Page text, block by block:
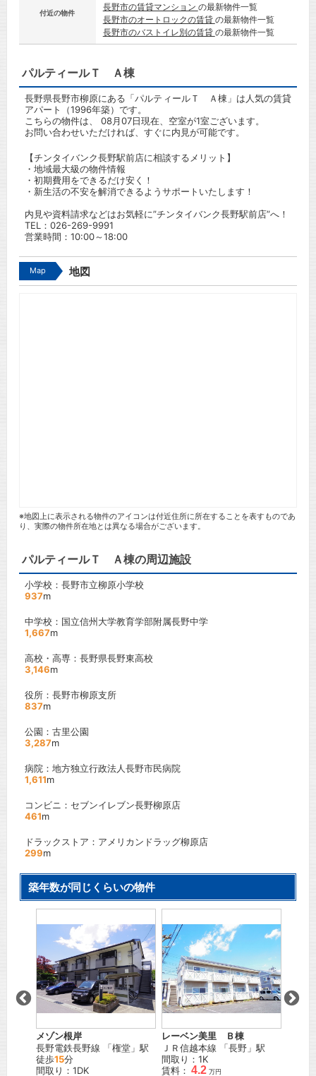
付近の物件
長野市の賃貸マンション の最新物件一覧
長野市のオートロックの賃貸 の最新物件一覧
長野市のバストイレ別の賃貸 の最新物件一覧
パルティールＴ Ａ棟
長野県長野市柳原にある「パルティールＴ Ａ棟」は人気の賃貸
アパート（1996年築）です。
こちらの物件は、 08月07日現在、空室が1室ございます。
お問い合わせいただければ、すぐに内見が可能です。
【チンタイバンク長野駅前店に相談するメリット】
・地域最大級の物件情報
・初期費用をできるだけ安く！
・新生活の不安を解消できるようサポートいたします！
内見や資料請求などはお気軽に”チンタイバンク長野駅前店”へ！
TEL： 026-269-9991
営業時間：10:00～18:00
Map 地図
※地図上に表示される物件のアイコンは付近住所に所在することを表すものであ
り、実際の物件所在地とは異なる場合がございます。
パルティールＴ Ａ棟の周辺施設
小学校：長野市立柳原小学校
937m
中学校：国立信州大学教育学部附属長野中学
1,667m
高校・高専：長野県長野東高校
3,146m
役所：長野市柳原支所
837m
公園：古里公園
3,287m
病院：地方独立行政法人長野市民病院
1,611m
コンビニ：セブンイレブン長野柳原店
461m
ドラックストア：アメリカンドラッグ柳原店
299m
築年数が同じくらいの物件
メゾン根岸
長野電鉄長野線 「権堂 」駅
徒歩15分
間取り：1DK
レーベン美里 Ｂ棟
ＪＲ信越本線 「長野 」駅
間取り：1K
賃料： 4.2 万円